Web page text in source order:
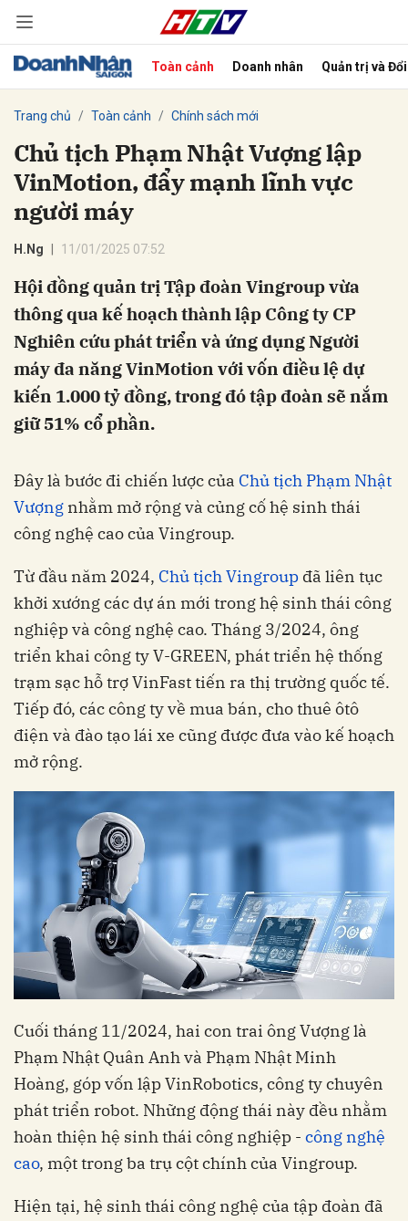
Toàn cảnh Doanh nhân Quản trị và
Trang chủ Toàn cảnh Chính sách mới
Chủ tịch Phạm Nhật Vượng lập
VinMotion, đẩy mạnh lĩnh vực
người máy
H.Ng 11/01/2025 07:52
Hội đồng quản trị Tập đoàn Vingroup vừa
thông qua kế hoạch thành lập Công ty CP
Nghiên cứu phát triển và ứng dụng Người
máy đa năng VinMotion với vốn điều lệ dự
kiến 1.000 tỷ đồng, trong đó tập đoàn sẽ nắm
giữ 51% cổ phần.
Đây là bước đi chiến lược của Chủ tịch Phạm Nhật
Vượng nhằm mở rộng và củng cố hệ sinh thái
công nghệ cao của Vingroup.
Từ đầu năm 2024, Chủ tịch Vingroup đã liên tục
khởi xướng các dự án mới trong hệ sinh thái công
nghiệp và công nghệ cao. Tháng 3/2024, ông
triển khai công ty V-GREEN, phát triển hệ thống
trạm sạc hỗ trợ VinFast tiến ra thị trường quốc tế.
Tiếp đó, các công ty về mua bán, cho thuê ôtô
điện và đào tạo lái xe cũng được đưa vào kế hoạch
mở rộng.
Cuối tháng 11/2024, hai con trai ông Vượng là
Phạm Nhật Quân Anh và Phạm Nhật Minh
Hoàng, góp vốn lập VinRobotics, công ty chuyên
phát triển robot. Những động thái này đều nhằm
hoàn thiện hệ sinh thái công nghiệp - công nghệ
cao, một trong ba trụ cột chính của Vingroup.
Hiện tại, hệ sinh thái công nghệ của tập đoàn đã